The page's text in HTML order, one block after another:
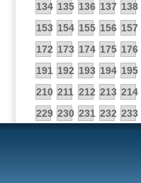
134 135 136 137 138
153 154 155 156 157
172 173 174 175 176
191 192 193 194 195
210 211 212 213 214
229 230 231 232 233